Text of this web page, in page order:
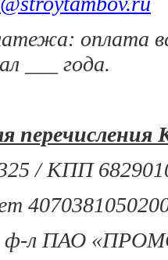
оплата
___ года.
/ КПП
ф-л ПАО